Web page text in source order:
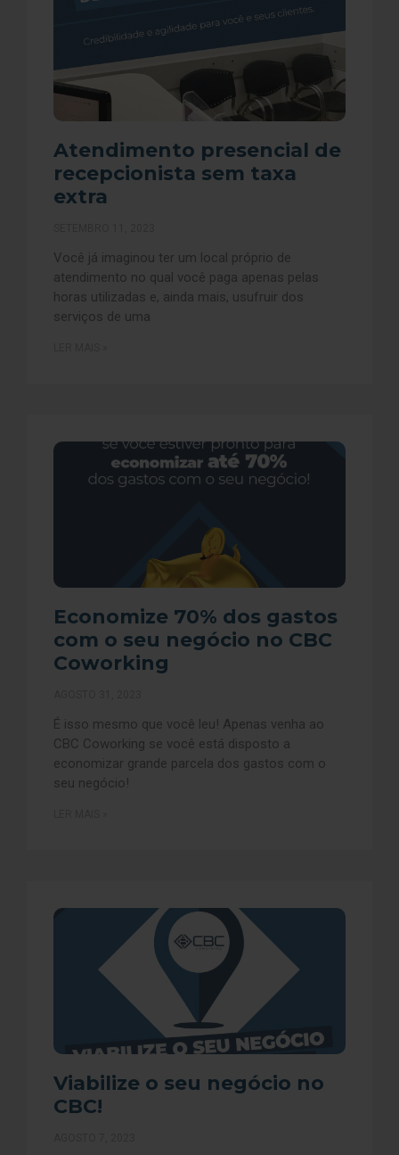
Atendimento presencial de
recepcionista sem taxa
extra
Você já imaginou ter um local próprio de
atendimento no qual você paga apenas pelas
horas utilizadas e, ainda mais, usufruir dos
serviços de uma
Economize 70% dos gastos
com o seu negócio no CBC
Coworking
É isso mesmo que você leu! Apenas venha ao
CBC Coworking se você está disposto a
economizar grande parcela dos gastos com o
seu negócio!
Viabilize o seu negócio no
CBC!